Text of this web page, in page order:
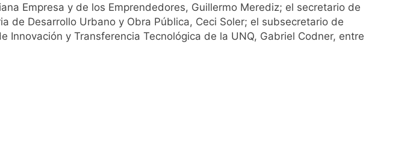
Empresa y de los Emprendedores, Guillermo Merediz; el secretario de
de Desarrollo Urbano y Obra Pública, Ceci Soler; el subsecretario de
Innovación y Transferencia Tecnológica de la UNQ, Gabriel Codner, entre